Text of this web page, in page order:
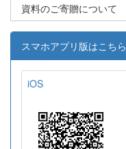
資料のご寄贈について
スマホアプリ版はこちら
iOS